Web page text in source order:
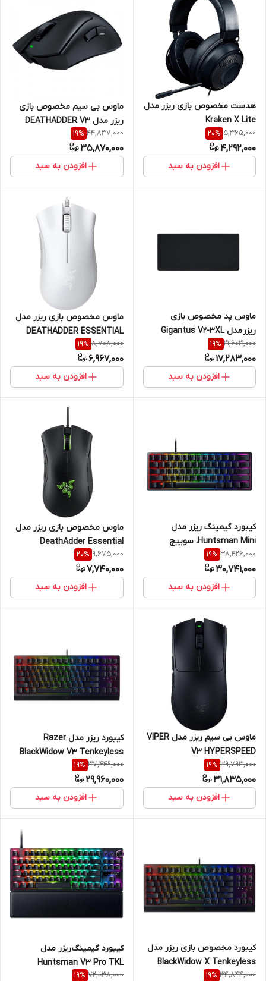
هدست مخصوص بازی ریزر مدل
Kraken X Lite
5,365,000
20%
4,292,000
افزودن به سبد
ماوس بی سیم مخصوص بازی
ریزر مدل DEATHADDER V3
PRO
44,837,000
19%
35,870,000
افزودن به سبد
ماوس پد مخصوص بازی
ریزر مدل Gigantus V2-3XL
21,603,000
19%
17,283,000
افزودن به سبد
ماوس مخصوص بازی ریزر مدل
DEATHADDER ESSENTIAL
RZ01
8,708,000
19%
6,967,000
افزودن به سبد
کیبورد گیمینگ ریزر مدل
Huntsman Mini، سوییچ
Tenkeyless، نورپردازی RGB
38,426,000
19%
30,741,000
افزودن به سبد
ماوس مخصوص بازی ریزر مدل
DeathAdder Essential
9,675,000
20%
7,740,000
افزودن به سبد
ماوس بی سیم ریزر مدل VIPER
V3 HYPERSPEED
39,793,000
19%
31,835,000
افزودن به سبد
کیبورد ریزر مدل Razer
BlackWidow V3 Tenkeyless
37,449,000
19%
29,960,000
افزودن به سبد
کیبورد مخصوص بازی ریزر مدل
BlackWidow X Tenkeyless
Green Switch
34,844,000
19%
کیبورد گیمینگ ریزر مدل
Huntsman V3 Pro TKL
72,038,000
19%